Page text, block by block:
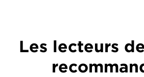
Les lecteurs